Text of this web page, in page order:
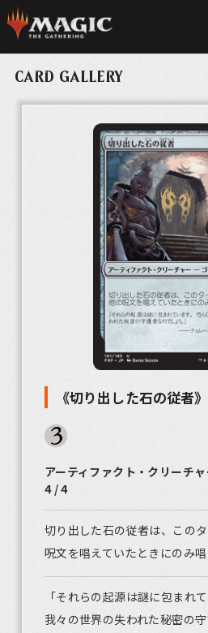
CARD GALLERY
《切り出した石の従者》
アーティファクト・クリーチ
4 / 4
切り出した石の従者は、この
呪文を唱えていたときにのみ唱
「それらの起源は謎に包まれ
我々の世界の失われた秘密の